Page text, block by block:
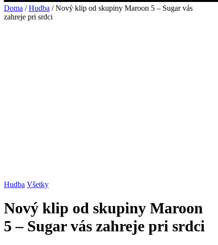
Doma /Hudba / Nový klip od skupiny Maroon 5 – Sugar vás
zahreje pri srdci
Hudba Všetky
Nový klip od skupiny Maroon
5 – Sugar vás zahreje pri srdci